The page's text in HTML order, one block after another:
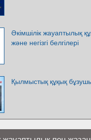
Әкімшілік жауаптылық
және негізгі белгілері
Қылмыстық құқық